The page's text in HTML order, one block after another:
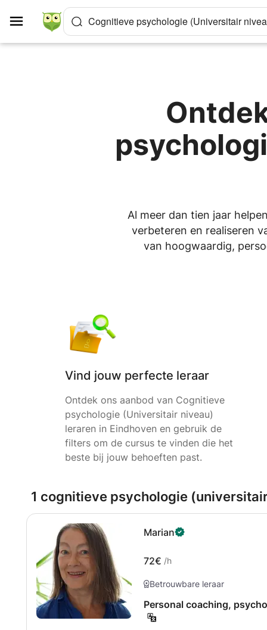
Cognitieve psychologie (Universitair
Al meer dan tien jaar
verbeteren en realiseren
van hoogwaardig,
Vind jouw perfecte leraar
Ontdek ons aanbod van Cognitieve
psychologie (Universitair niveau)
leraren in Eindhoven en gebruik de
filters om de cursus te vinden die het
beste bij jouw behoeften past.
1 cognitieve psychologie
Marian
72€ /h
Betrouwbare leraar
Personal coaching,